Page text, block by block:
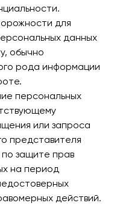
для
данных
обычно
рода информации
персональных
или запроса
представителя
защите прав
на период
действий.